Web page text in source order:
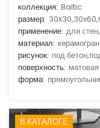
коллекция: Baltic
размер:
применение: для
материал:
рисунок: под
поверхность: матовая
форма:
В КАТАЛОГЕ